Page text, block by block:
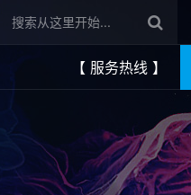
【 服务热线 】